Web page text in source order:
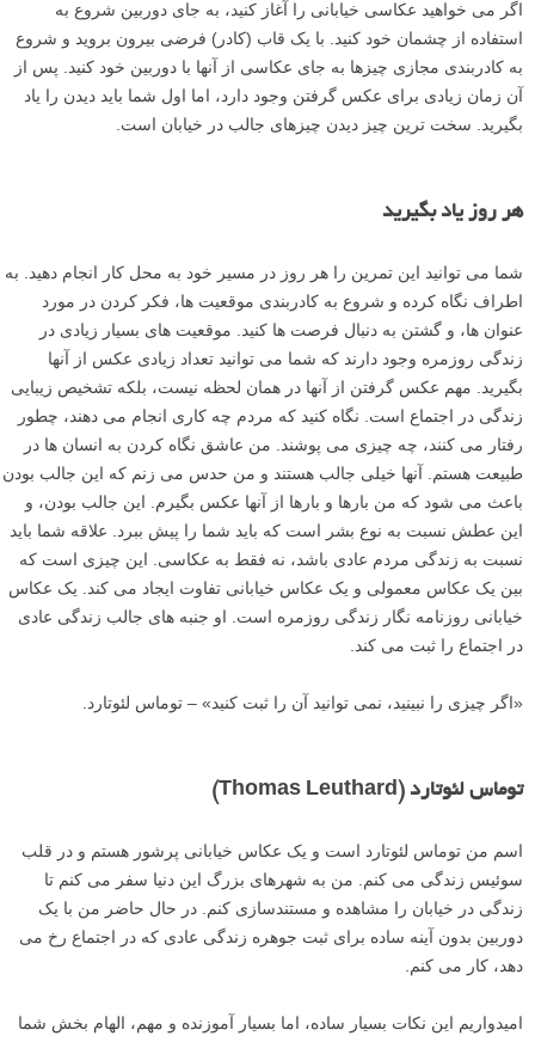
اگر می خواهید عکاسی خیابانی را آغاز کنید، به جای دوربین شروع به
استفاده از چشمان خود کنید. با یک قاب (کادر) فرضی بیرون بروید و شروع
به کادربندی مجازی چیزها به جای عکاسی از آنها با دوربین خود کنید. پس از
آن زمان زیادی برای عکس گرفتن وجود دارد، اما اول شما باید دیدن را یاد
بگیرید. سخت ترین چیز دیدن چیزهای جالب در خیابان است.
هر روز یاد بگیرید
شما می توانید این تمرین را هر روز در مسیر خود به محل کار انجام دهید. به
اطراف نگاه کرده و شروع به کادربندی موقعیت ها، فکر کردن در مورد
عنوان ها، و گشتن به دنبال فرصت ها کنید. موقعیت های بسیار زیادی در
زندگی روزمره وجود دارند که شما می توانید تعداد زیادی عکس از آنها
بگیرید. مهم عکس گرفتن از آنها در همان لحظه نیست، بلکه تشخیص زیبایی
زندگی در اجتماع است. نگاه کنید که مردم چه کاری انجام می دهند، چطور
رفتار می کنند، چه چیزی می پوشند. من عاشق نگاه کردن به انسان ها در
طبیعت هستم. آنها خیلی جالب هستند و من حدس می زنم که این جالب بودن
باعث می شود که من بارها و بارها از آنها عکس بگیرم. این جالب بودن، و
این عطش نسبت به نوع بشر است که باید شما را پیش ببرد. علاقه شما باید
نسبت به زندگی مردم عادی باشد، نه فقط به عکاسی. این چیزی است که
بین یک عکاس معمولی و یک عکاس خیابانی تفاوت ایجاد می کند. یک عکاس
خیابانی روزنامه نگار زندگی روزمره است. او جنبه های جالب زندگی عادی
در اجتماع را ثبت می کند.
«اگر چیزی را نبینید، نمی توانید آن را ثبت کنید» – توماس لئوتارد.
توماس لئوتارد (Thomas Leuthard)
اسم من توماس لئوتارد است و یک عکاس خیابانی پرشور هستم و در قلب
سوئیس زندگی می کنم. من به شهرهای بزرگ این دنیا سفر می کنم تا
زندگی در خیابان را مشاهده و مستندسازی کنم. در حال حاضر من با یک
دوربین بدون آینه ساده برای ثبت جوهره زندگی عادی که در اجتماع رخ می
دهد، کار می کنم.
امیدواریم این نکات بسیار ساده، اما بسیار آموزنده و مهم، الهام بخش شما